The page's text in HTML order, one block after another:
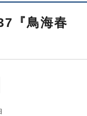
『鳥海春